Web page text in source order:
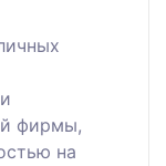
фирмы,
на